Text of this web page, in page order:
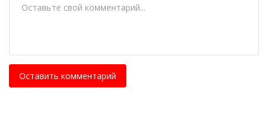
Оставить комментарий